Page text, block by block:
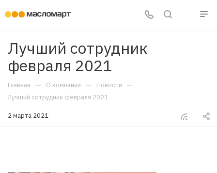
Лучший сотрудник
февраля 2021
Главная — О компании — Новости —
Лучший сотрудник февраля 2021
2 марта 2021